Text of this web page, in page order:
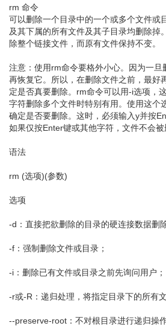
rm 命令
可以删除一个目录中的一个或多个文件或
及其下属的所有文件及其子目录均删除掉
除整个链接文件，而原有文件保持不变。
注意：使用rm命令要格外小心。因为一旦
再恢复它。所以，在删除文件之前，最好
定是否真要删除。rm命令可以用-i选项，
字符删除多个文件时特别有用。使用这个
确定是否要删除。这时，必须输入y并按
如果仅按Enter键或其他字符，文件不会被
语法
rm (选项)(参数)
选项
-d：直接把欲删除的目录的硬连接数据删
-f：强制删除文件或目录；
-i：删除已有文件或目录之前先询问用户；
-r或-R：递归处理，将指定目录下的所有
--preserve-root：不对根目录进行递归操作